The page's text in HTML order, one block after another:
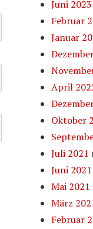
Juni 2023
Februar
Januar
April
Oktober
Juli 2021
Juni 2021
Mai 2021
März
Februar